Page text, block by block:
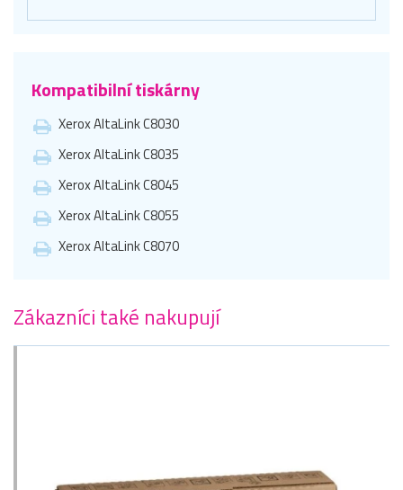
Kompatibilní tiskárny
Xerox AltaLink C8030
Xerox AltaLink C8035
Xerox AltaLink C8045
Xerox AltaLink C8055
Xerox AltaLink C8070
Zákazníci také nakupují